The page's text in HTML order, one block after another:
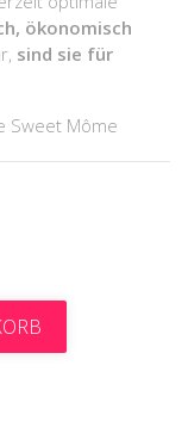
ökonomisch
r, sind sie für
Sweet Môme